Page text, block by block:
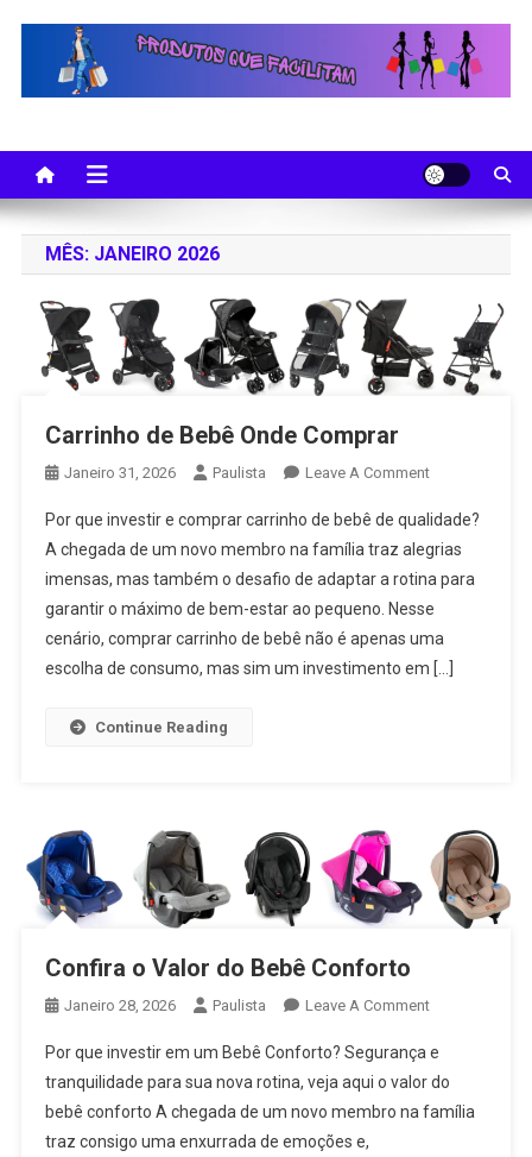
MÊS: JANEIRO 2026
Carrinho de Bebê Onde Comprar
Janeiro 31, 2026 Paulista Leave A CommentOn
De
Bebê
Onde
Comprar
Por que investir e comprar carrinho de bebê de qualidade?
A chegada de um novo membro na família traz alegrias
imensas, mas também o desafio de adaptar a rotina para
garantir o máximo de bem-estar ao pequeno. Nesse
cenário, comprar carrinho de bebê não é apenas uma
escolha de consumo, mas sim um investimento em […]
Continue Reading
Confira o Valor do Bebê Conforto
Janeiro 28, 2026 Paulista Leave A CommentOn
O
Valor
Do
Por que investir em um Bebê Conforto? Segurança e
tranquilidade para sua nova rotina, veja aqui o valor do
bebê conforto A chegada de um novo membro na família
traz consigo uma enxurrada de emoções e,